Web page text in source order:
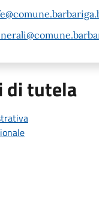
di tutela